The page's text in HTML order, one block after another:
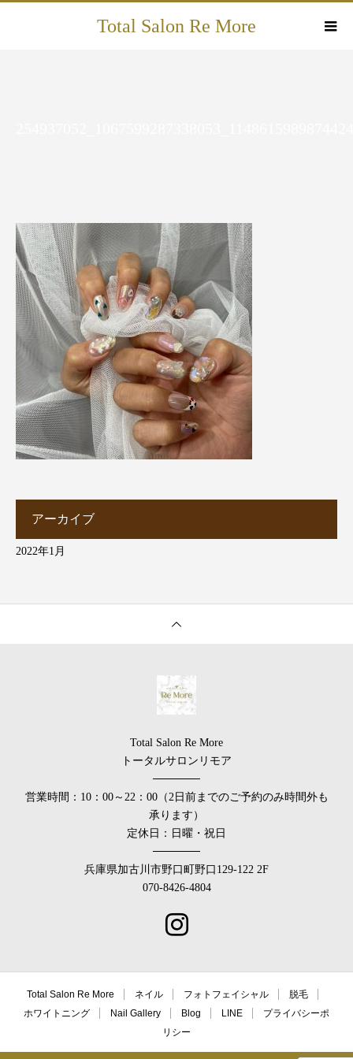
Total Salon Re More
アーカイブ
2022年1月
Total Salon Re More
トータルサロンリモア
──────
営業時間：10：00～22：00（2日前までのご予約のみ時間外も
承ります）
定休日：日曜・祝日
──────
兵庫県加古川市野口町野口129-122 2F
070-8426-4804
Total Salon Re More ネイル フォトフェイシャル
脱毛
ホワイトニング
Nail Gallery Blog LINE
プライバシーポ
リシー